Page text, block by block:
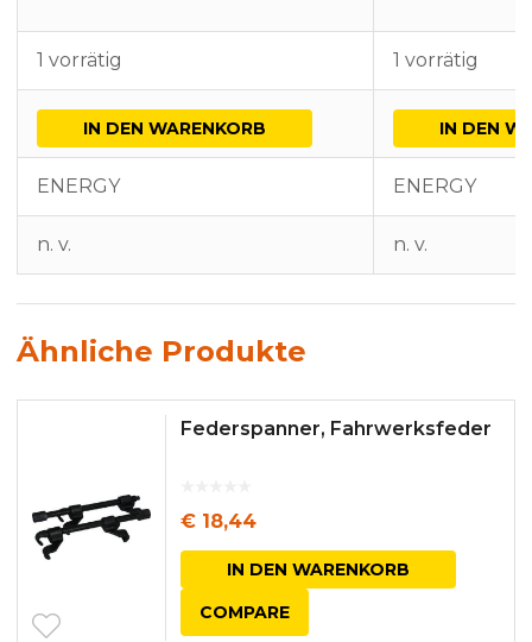
1 vorrätig 1 vorrätig
IN DEN WARENKORB IN DEN
ENERGY ENERGY
n. v. n. v.
Ähnliche Produkte
Federspanner, Fahrwerksfeder
€ 18,44
IN DEN WARENKORB
COMPARE